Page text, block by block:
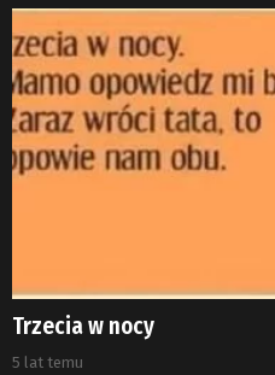
Trzecia w nocy
5 lat temu